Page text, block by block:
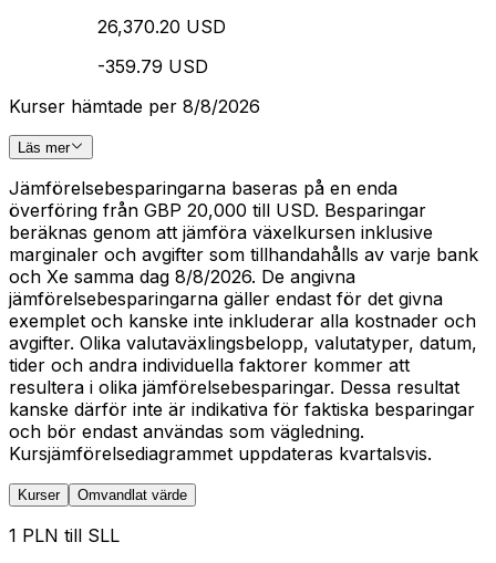
26,370.20 USD
-359.79 USD
Kurser hämtade per 8/8/2026
Läs mer
Jämförelsebesparingarna baseras på en enda
överföring från GBP 20,000 till USD. Besparingar
beräknas genom att jämföra växelkursen inklusive
marginaler och avgifter som tillhandahålls av varje bank
och Xe samma dag 8/8/2026. De angivna
jämförelsebesparingarna gäller endast för det givna
exemplet och kanske inte inkluderar alla kostnader och
avgifter. Olika valutaväxlingsbelopp, valutatyper, datum,
tider och andra individuella faktorer kommer att
resultera i olika jämförelsebesparingar. Dessa resultat
kanske därför inte är indikativa för faktiska besparingar
och bör endast användas som vägledning.
Kursjämförelsediagrammet uppdateras kvartalsvis.
Kurser Omvandlat värde
1 PLN till SLL